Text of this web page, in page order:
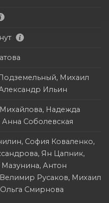
Михаил
Ильин
Михайлова, Надежда
Анна Соболевская
София Коваленко,
Ян Цапник,
Мазунина, Антон
Русаков, Михаил
Смирнова